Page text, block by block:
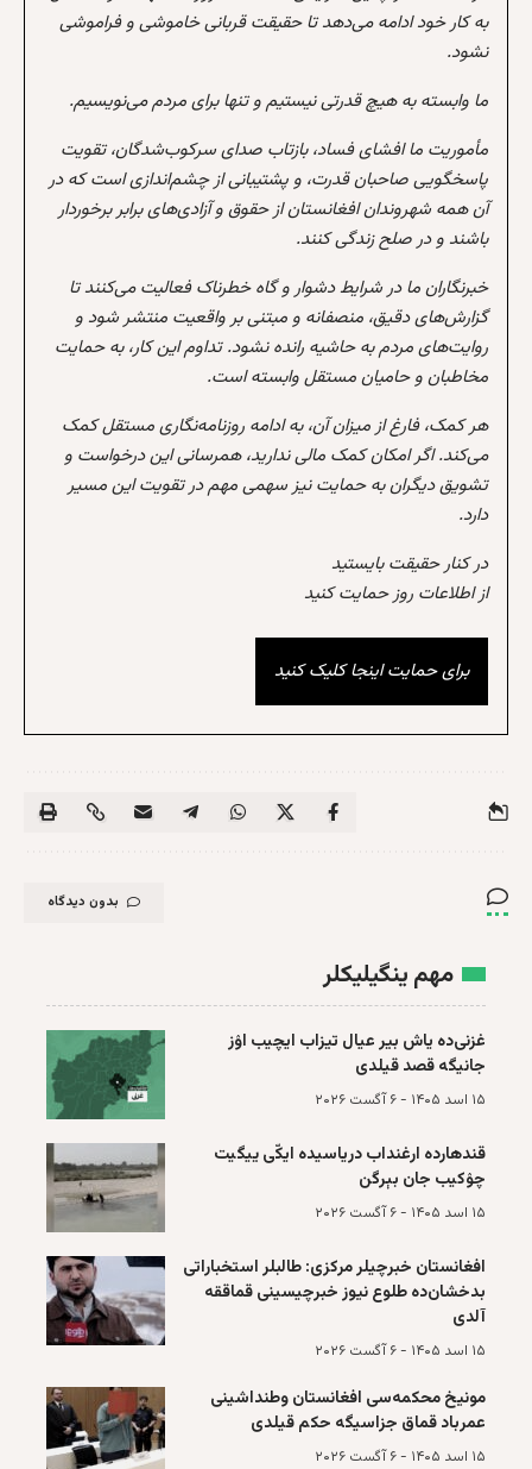
به کار خود ادامه می‌دهد تا حقیقت قربانی خاموشی و فراموشی
نشود.
ما وابسته به هیچ قدرتی نیستیم و تنها برای مردم می‌نویسیم.
مأموریت ما افشای فساد، بازتاب صدای سرکوب‌شدگان، تقویت
پاسخگویی صاحبان قدرت، و پشتیبانی از چشم‌اندازی است که در
آن همه شهروندان افغانستان از حقوق و آزادی‌های برابر برخوردار
باشند و در صلح زندگی کنند.
خبرنگاران ما در شرایط دشوار و گاه خطرناک فعالیت می‌کنند تا
گزارش‌های دقیق، منصفانه و مبتنی بر واقعیت منتشر شود و
روایت‌های مردم به حاشیه رانده نشود. تداوم این کار، به حمایت
مخاطبان و حامیان مستقل وابسته است.
هر کمک، فارغ از میزان آن، به ادامه روزنامه‌نگاری مستقل کمک
می‌کند. اگر امکان کمک مالی ندارید، همرسانی این درخواست و
تشویق دیگران به حمایت نیز سهمی مهم در تقویت این مسیر
دارد.
در کنار حقیقت بایستید
از اطلاعات روز حمایت کنید
برای حمایت اینجا کلیک کنید
بدون دیدگاه
مهم ینگیلیکلر
غزنی‌ده یاش بیر عیال تیزاب ایچیب اۉز
جانیگه قصد قیلدی
۱۵ اسد ۱۴۰۵ - ۶ آگست ۲۰۲۶
قند‌هارده ارغند‌اب دریاسیده ایکّی ییگیت
چۉکیب جان بېرگن
۱۵ اسد ۱۴۰۵ - ۶ آگست ۲۰۲۶
افغانستان خبرچیلر مرکزی: طالبلر استخباراتی
بد‌خشان‌ده طلوع نیوز خبرچیسینی قماققه
آلدی
۱۵ اسد ۱۴۰۵ - ۶ آگست ۲۰۲۶
مونیخ محکمه‌سی افغانستان وطنداشینی
عمرباد قماق جزاسیگه حکم قیلدی
۱۵ اسد ۱۴۰۵ - ۶ آگست ۲۰۲۶